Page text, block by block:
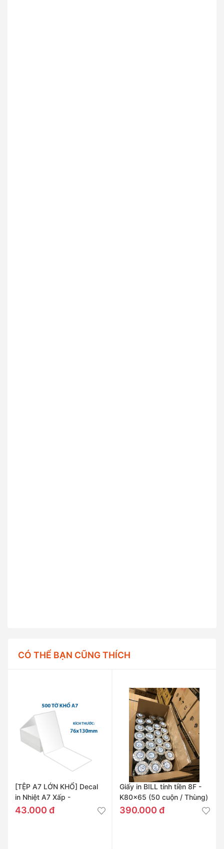
CÓ THỂ BẠN CŨNG THÍCH
[TỆP A7 LỚN KHỔ] Decal
in Nhiệt A7 Xấp -
76x130mm
43.000 đ
Giấy in BILL tính tiền 8F -
K80x65 (50 cuộn / Thùng)
390.000 đ